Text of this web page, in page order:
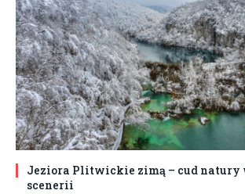
Jeziora Plitwickie zimą – cud natury
scenerii